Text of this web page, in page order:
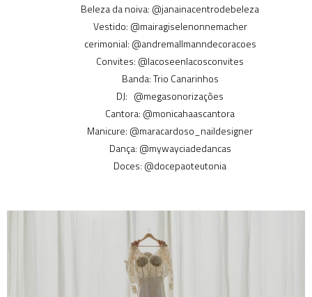
Beleza da noiva: @janainacentrodebeleza
Vestido: @mairagiselenonnemacher
cerimonial: @andremallmanndecoracoes
Convites: @lacoseenlacosconvites
Banda: Trio Canarinhos
DJ: @megasonorizações
Cantora: @monicahaascantora
Manicure: @maracardoso_naildesigner
Dança: @mywayciadedancas
Doces: @docepaoteutonia